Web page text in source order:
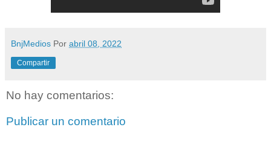
BnjMedios Por abril 08, 2022
Compartir
No hay comentarios:
Publicar un comentario